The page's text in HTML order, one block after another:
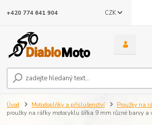
CZK
+420 774 641 904
Úvod Motodoplňky a příslušenství Proužky na
proužky na ráfky motocyklu šířka 9 mm různé barvy a